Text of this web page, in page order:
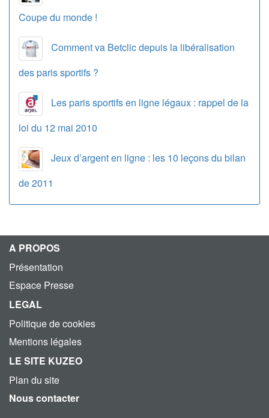
Coupe du monde !
Comment va Betclic depuis la libéralisation
des paris sportifs ?
Les paris sportifs en ligne légaux : rappel de la
loi du 12 mai 2010
Jeux d’argent en ligne : les 10 leçons du bilan
de 2011
A PROPOS
Présentation
Espace Presse
LEGAL
Politique de cookies
Mentions légales
LE SITE KUZEO
Plan du site
Nous contacter